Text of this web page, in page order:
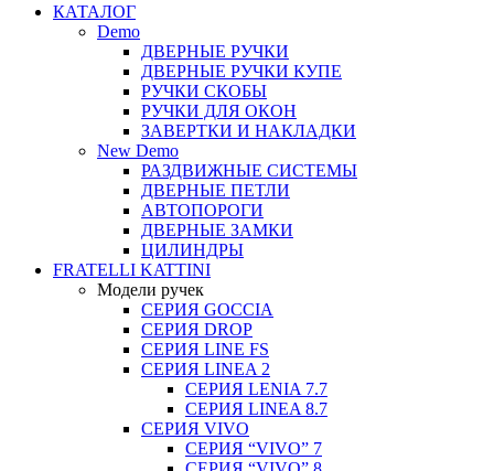
КАТАЛОГ
Demo
ДВЕРНЫЕ РУЧКИ
ДВЕРНЫЕ РУЧКИ КУПЕ
РУЧКИ СКОБЫ
РУЧКИ ДЛЯ ОКОН
ЗАВЕРТКИ И НАКЛАДКИ
New Demo
РАЗДВИЖНЫЕ СИСТЕМЫ
ДВЕРНЫЕ ПЕТЛИ
АВТОПОРОГИ
ДВЕРНЫЕ ЗАМКИ
ЦИЛИНДРЫ
FRATELLI KATTINI
Модели ручек
СЕРИЯ GOCCIA
СЕРИЯ DROP
СЕРИЯ LINE FS
СЕРИЯ LINEA 2
СЕРИЯ LENIA 7.7
СЕРИЯ LINEA 8.7
СЕРИЯ VIVO
СЕРИЯ “VIVO” 7